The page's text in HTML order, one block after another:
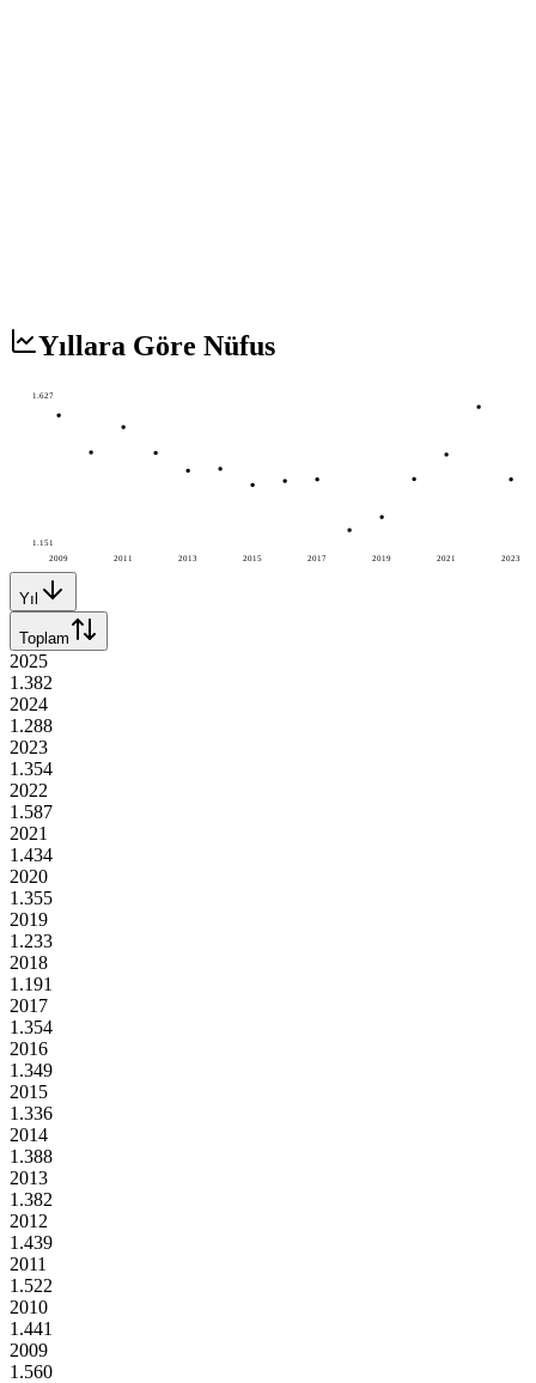
Yıllara Göre Nüfus
2009 2011 2013 2015 2017 2019 2021 2023
1.627
1.151
Yıl
Toplam
2025
1.382
2024
1.288
2023
1.354
2022
1.587
2021
1.434
2020
1.355
2019
1.233
2018
1.191
2017
1.354
2016
1.349
2015
1.336
2014
1.388
2013
1.382
2012
1.439
2011
1.522
2010
1.441
2009
1.560